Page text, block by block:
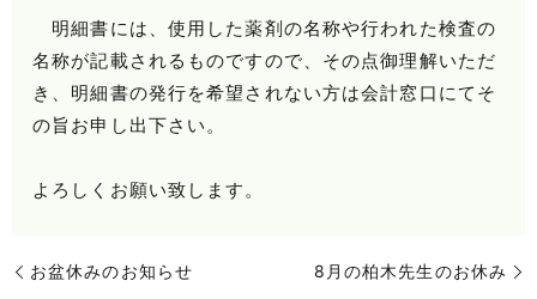
明細書には、使用した薬剤の名称や行われた検査の
名称が記載されるものですので、その点御理解いただ
き、明細書の発行を希望されない方は会計窓口にてそ
の旨お申し出下さい。
よろしくお願い致します。
お盆休みのお知らせ 8月の柏木先生のお休み